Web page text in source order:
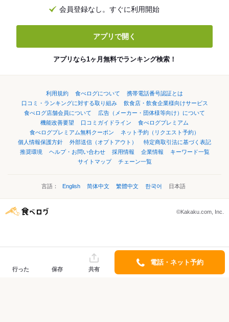
会員登録なし。すぐに利用開始
アプリで開く
アプリなら1ヶ月無料でランキング検索！
利用規約 食べログについて
携帯電話番号認証とは
口コミ・ランキングに対する取り組み
飲食店・飲食企業様向けサービス
食べログ店舗会員について
広告（メーカー・団体様等向け）について
機能改善要望
口コミガイドライン
食べログプレミアム
食べログプレミアム無料クーポン
ネット予約（リクエスト予約）
個人情報保護方針
外部送信（オプトアウト）
特定商取引法に基づく表記
推奨環境
ヘルプ・お問い合わせ 採用情報 企業情報
キーワード一覧
サイトマップ
チェーン一覧
言語： English 简体中文 繁體中文 한국어 日本語
©Kakaku.com, Inc.
行った 保存 共有
電話・ネット予約